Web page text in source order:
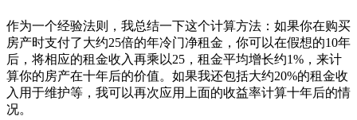
作为一个经验法则，我总结一下这个计算方法：如果你在购买
房产时支付了大约25倍的年冷门净租金，你可以在假想的10年
后，将相应的租金收入再乘以25，租金平均增长约1%，来计
算你的房产在十年后的价值。如果我还包括大约20%的租金收
入用于维护等，我可以再次应用上面的收益率计算十年后的情
况。